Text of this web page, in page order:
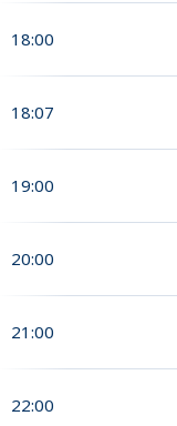
18:00
18:07
19:00
20:00
21:00
22:00